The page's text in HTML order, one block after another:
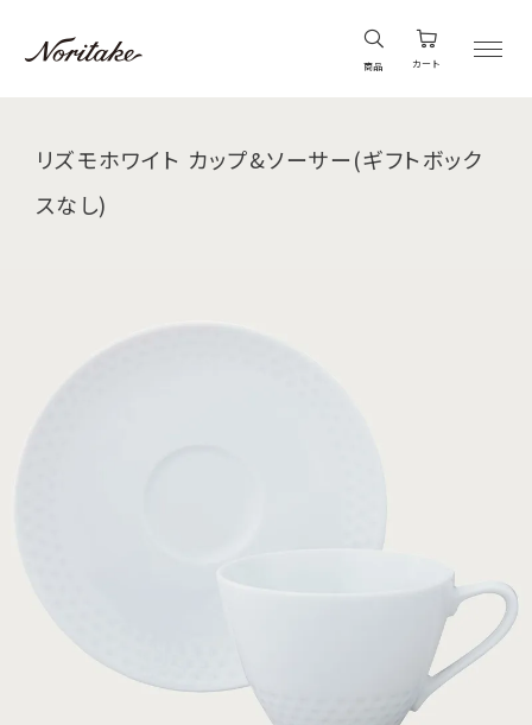
商品 カート
リズモホワイト カップ&ソーサー(ギフトボック
スなし)